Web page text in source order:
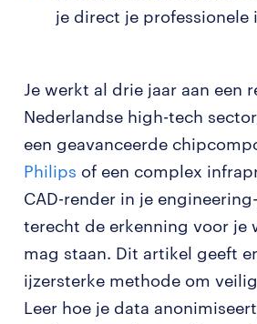
je direct je
Je werkt al drie jaar aan een
Nederlandse high-tech
een geavanceerde
Philips of een complex
CAD-render in je
terecht de erkenning voor je
mag staan. Dit artikel geeft
ijzersterke methode om
Leer hoe je data